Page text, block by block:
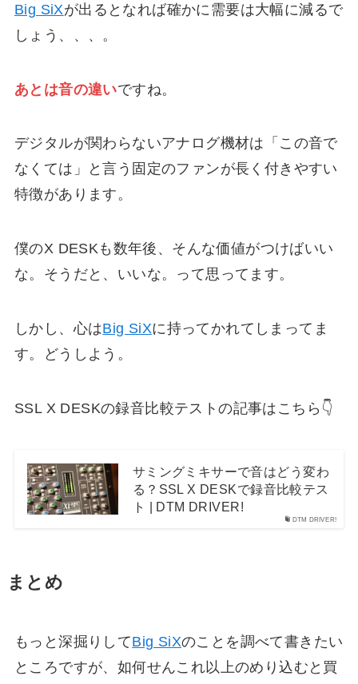
Big SiXが出るとなれば確かに需要は大幅に減るで
しょう、、、。
あとは音の違いですね。
デジタルが関わらないアナログ機材は「この音で
なくては」と言う固定のファンが長く付きやすい
特徴があります。
僕のX DESKも数年後、そんな価値がつけばいい
な。そうだと、いいな。って思ってます。
しかし、心はBig SiXに持ってかれてしまってま
す。どうしよう。
SSL X DESKの録音比較テストの記事はこちら👇
DTM DRIVER!
サミングミキサーで音はどう変わ
る？SSL X DESKで録音比較テス
ト | DTM DRIVER!
まとめ
もっと深掘りしてBig SiXのことを調べて書きたい
ところですが、如何せんこれ以上のめり込むと買